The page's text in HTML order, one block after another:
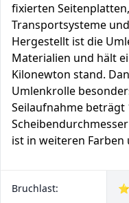
fixierten
Transportsysteme
Hergestellt ist die
Materialien und hält
Kilonewton stand.
Umlenkrolle
Seilaufnahme beträgt
ist in weiteren
Bruchlast: